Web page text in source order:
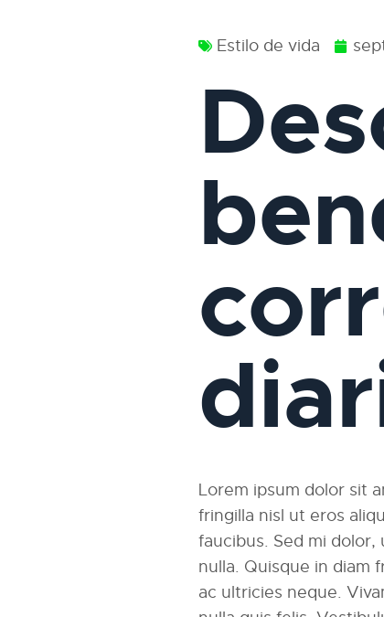
Estilo de vida
Lorem ipsum dolor sit
fringilla nisl ut eros
faucibus. Sed mi
nulla. Quisque in diam
ac ultricies neque.